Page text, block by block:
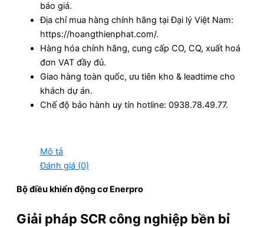
báo giá.
Địa chỉ mua hàng chính hãng tại Đại lý Việt Nam:
https://hoangthienphat.com/.
Hàng hóa chính hãng, cung cấp CO, CQ, xuất hoá
đơn VAT đầy đủ.
Giao hàng toàn quốc, ưu tiên kho & leadtime cho
khách dự án.
Chế độ bảo hành uy tín hotline: 0938.78.49.77.
Mô tả
Đánh giá (0)
Bộ điều khiển động cơ Enerpro
Giải pháp SCR công nghiệp bền bỉ